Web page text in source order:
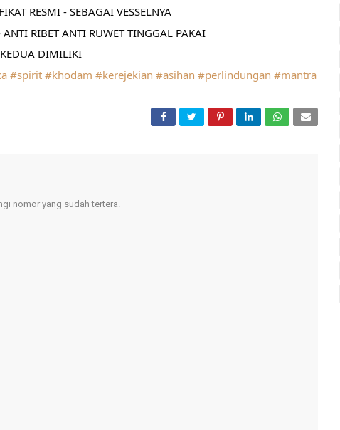
RESMI - SEBAGAI VESSELNYA
RIBET ANTI RUWET TINGGAL PAKAI
DIMILIKI
#spirit #khodam #kerejekian #asihan #perlindungan #mantra
nomor yang sudah tertera.